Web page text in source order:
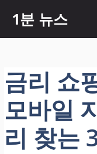
츠
너
뛰
기
1분 뉴스
금리 쇼
모바일
리 찾는